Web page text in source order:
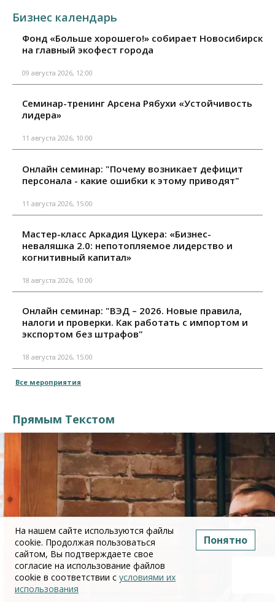
Бизнес календарь
Фонд «Больше хорошего!» собирает Новосибирск
на главный экофест города
09 августа 2026, 12:00
Семинар-тренинг Арсена Рябухи «Устойчивость
лидера»
11 августа 2026, 10:00
Онлайн семинар: "Почему возникает дефицит
персонала - какие ошибки к этому приводят"
11 августа 2026, 15:00
Мастер-класс Аркадия Цукера: «Бизнес-
неваляшка 2.0: непотопляемое лидерство и
когнитивный капитал»
18 августа 2026, 10:00
Онлайн семинар: "ВЭД – 2026. Новые правила,
налоги и проверки. Как работать с импортом и
экспортом без штрафов"
18 августа 2026, 15:00
Все мероприятия
Прямым Текстом
На нашем сайте используются файлы
cookie. Продолжая пользоваться
сайтом, Вы подтверждаете свое
согласие на использование файлов
cookie в соответствии с условиями их
использования
Понятно